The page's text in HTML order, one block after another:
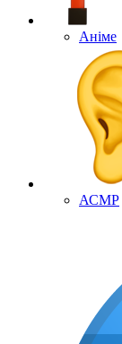
Аніме
АСМР